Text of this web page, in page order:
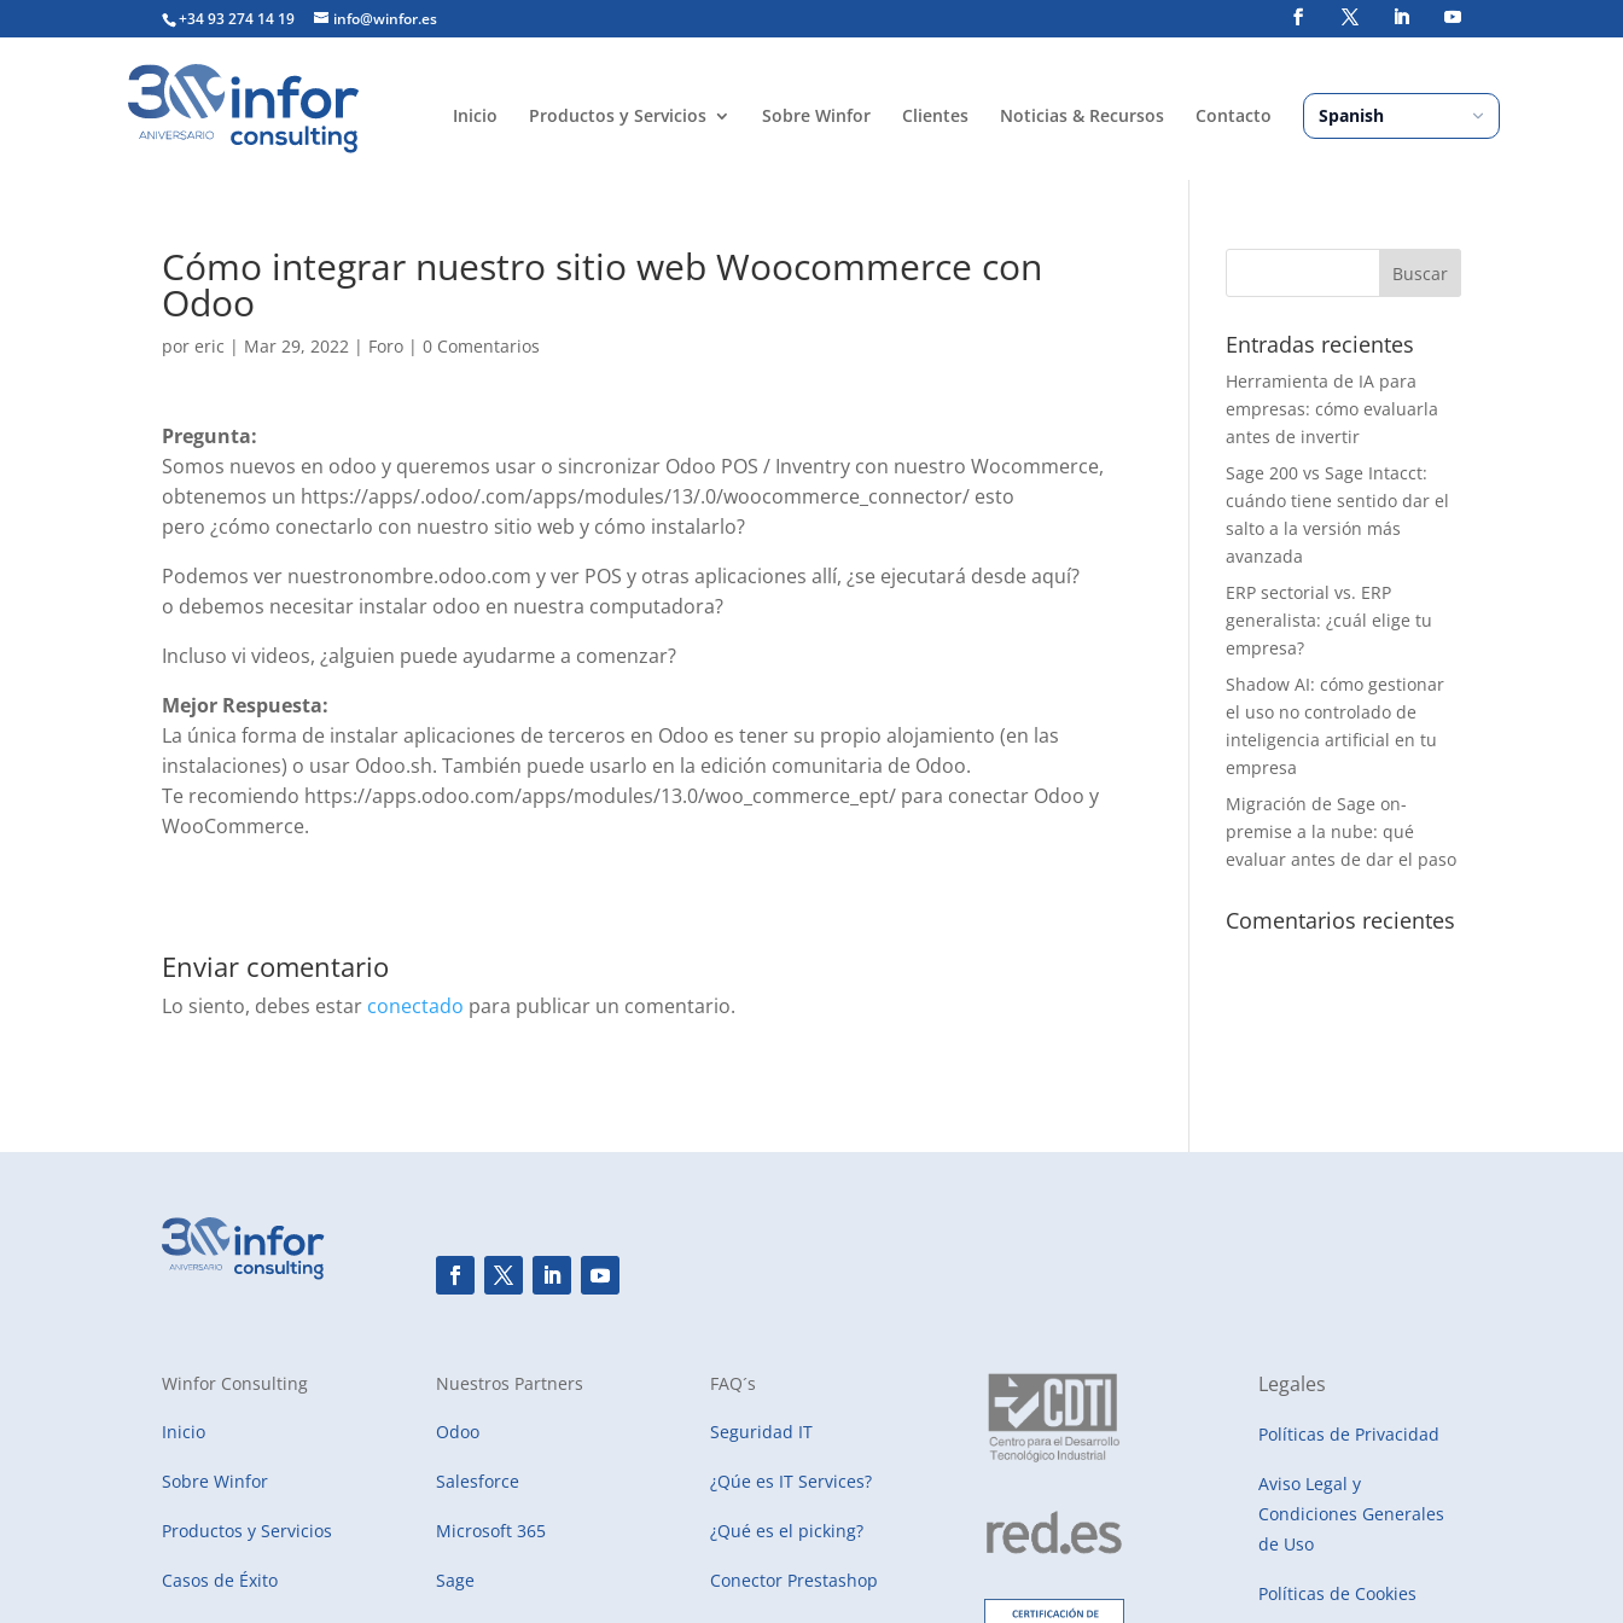
+34 93 274 14 19 info@winfor.es
Inicio Productos y Servicios Sobre Winfor Clientes Noticias & Recursos Contacto
Cómo integrar nuestro sitio web Woocommerce con
Odoo
poreric | Mar 29, 2022 | Foro |0 Comentarios
Pregunta:
Somos nuevos en odoo y queremos usar o sincronizar Odoo POS / Inventry con nuestro Wocommerce,
obtenemos un https://apps/.odoo/.com/apps/modules/13/.0/woocommerce_connector/ esto
pero ¿cómo conectarlo con nuestro sitio web y cómo instalarlo?
Podemos ver nuestronombre.odoo.com y ver POS y otras aplicaciones allí, ¿se ejecutará desde aquí?
o debemos necesitar instalar odoo en nuestra computadora?
Incluso vi videos, ¿alguien puede ayudarme a comenzar?
Mejor Respuesta:
La única forma de instalar aplicaciones de terceros en Odoo es tener su propio alojamiento (en las
instalaciones) o usar Odoo.sh. También puede usarlo en la edición comunitaria de Odoo.
Te recomiendo https://apps.odoo.com/apps/modules/13.0/woo_commerce_ept/ para conectar Odoo y
WooCommerce.
Enviar comentario
Lo siento, debes estar conectado para publicar un comentario.
Entradas recientes
Herramienta de IA para
empresas: cómo evaluarla
antes de invertir
Sage 200 vs Sage Intacct:
cuándo tiene sentido dar el
salto a la versión más
avanzada
ERP sectorial vs. ERP
generalista: ¿cuál elige tu
empresa?
Shadow AI: cómo gestionar
el uso no controlado de
inteligencia artificial en tu
empresa
Migración de Sage on-
premise a la nube: qué
evaluar antes de dar el paso
Comentarios recientes
Winfor Consulting
Inicio
Sobre Winfor
Productos y Servicios
Casos de Éxito
Nuestros Partners
Odoo
Salesforce
Microsoft 365
Sage
FAQ´s
Seguridad IT
¿Qúe es IT Services?
¿Qué es el picking?
Conector Prestashop
Legales
Políticas de Privacidad
Aviso Legal y
Condiciones Generales
de Uso
Políticas de Cookies